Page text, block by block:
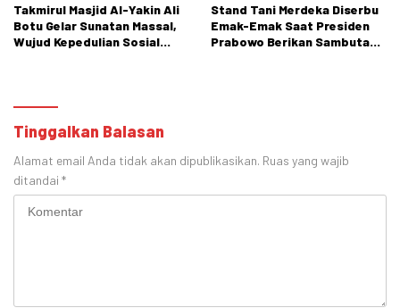
Takmirul Masjid Al-Yakin Ali
Botu Gelar Sunatan Massal,
Wujud Kepedulian Sosial
Stand Tani Merdeka Diserbu
Emak-Emak Saat Presiden
Prabowo Berikan Sambutan
Tinggalkan Balasan
Alamat email Anda tidak akan dipublikasikan. Ruas yang wajib
ditandai *